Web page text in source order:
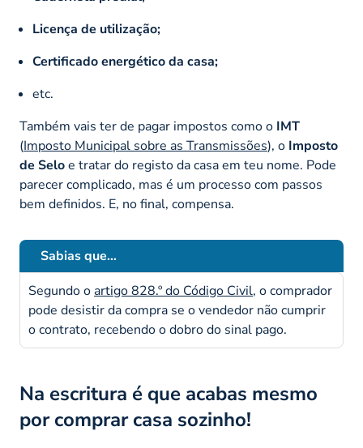
Licença de utilização;
Certificado energético da casa;
etc.
Também vais ter de pagar impostos como o IMT
(Imposto Municipal sobre as Transmissões), o Imposto
de Seloe tratar do registo da casa em teu nome. Pode
parecer complicado, mas é um processo com passos
bem definidos. E, no final, compensa.
Sabias que…
Segundo o artigo 828.º do Código Civil, o comprador
pode desistir da compra se o vendedor não cumprir
o contrato, recebendo o dobro do sinal pago.
Na escritura é que acabas mesmo
por comprar casa sozinho!